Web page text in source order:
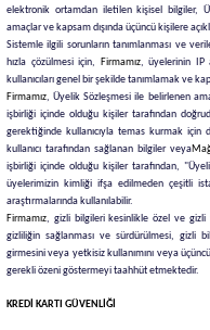
elektronik ortamdan iletilen kişisel bilgiler,
amaçlar ve kapsam dışında üçüncü kişilere
Sistemle ilgili sorunların tanımlanması ve
hızla çözülmesi için,
Firmamız, üyelerinin IP
kullanıcıları genel bir şekilde tanımlamak ve
Firmamız, Üyelik Sözleşmesi ile belirlenen
işbirliği içinde olduğu kişiler tarafından
gerektiğinde kullanıcıyla temas kurmak için
kullanıcı tarafından sağlanan bilgiler veya
işbirliği içinde olduğu kişiler tarafından,
üyelerimizin kimliği ifşa edilmeden çeşitli
araştırmalarında kullanılabilir.
Firmamız, gizli bilgileri kesinlikle özel ve
gizliliğin sağlanması ve sürdürülmesi, gizli
girmesini veya yetkisiz kullanımını veya
gerekli özeni göstermeyi taahhüt etmektedir.
KREDİ KARTI GÜVENLİĞİ